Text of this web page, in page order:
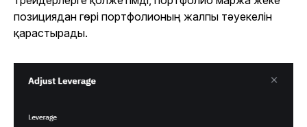
позициядан гөрі портфолионың жалпы тәуекелін
қарастырады.